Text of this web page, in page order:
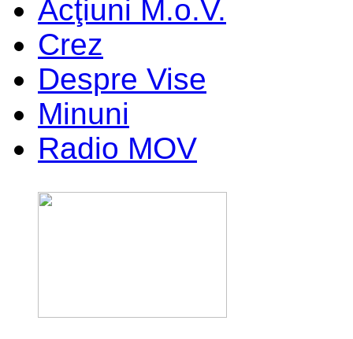
Acţiuni M.o.V.
Crez
Despre Vise
Minuni
Radio MOV